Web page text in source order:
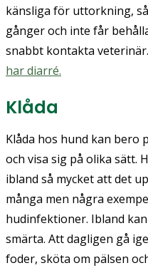
känsliga för uttorkning,
gånger och inte får
snabbt kontakta
har diarré.
Klåda
Klåda hos hund kan bero
och visa sig på olika sätt.
ibland så mycket att det
många men några
hudinfektioner. Ibland
smärta. Att dagligen gå
foder, sköta om pälsen